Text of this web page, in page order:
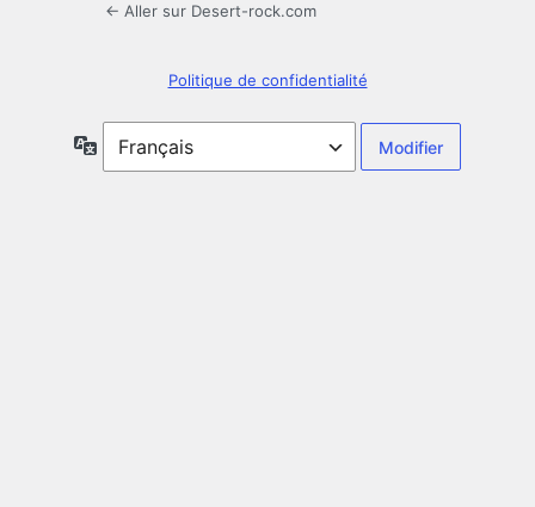
← Aller sur Desert-rock.com
Politique de confidentialité
Langue